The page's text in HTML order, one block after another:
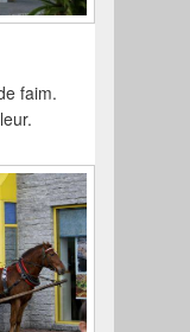
faim.